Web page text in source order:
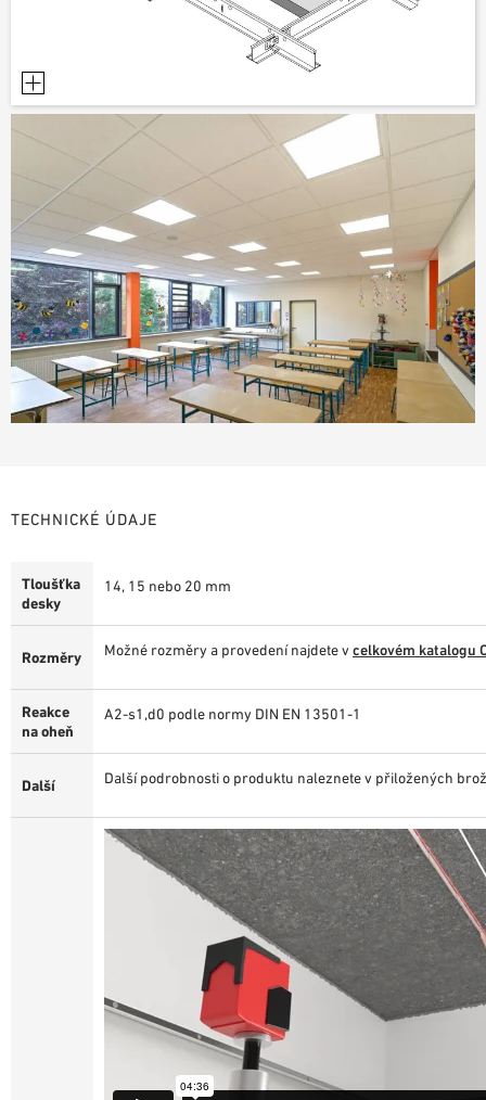
VIDEA
OBJEDNÁVKA VZORKŮ
TECHNICKÉ ÚDAJE
Tloušťka
desky
14, 15 nebo 20 mm
Rozměry Možné rozměry a provedení najdete vcelkovém katalogu
Reakce
na oheň
A2-s1,d0 podle normy DIN EN 13501-1
Další Další podrobnosti o produktu naleznete v přiložených